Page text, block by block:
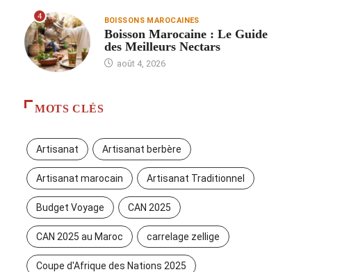
4 BOISSONS MAROCAINES
Boisson Marocaine : Le Guide
des Meilleurs Nectars
août 4, 2026
MOTS CLÉS
Artisanat Artisanat berbère
Artisanat marocain Artisanat Traditionnel
Budget Voyage CAN 2025
CAN 2025 au Maroc carrelage zellige
Coupe d'Afrique des Nations 2025